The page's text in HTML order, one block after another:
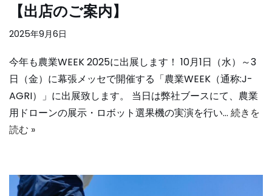
【出店のご案内】
2025年9月6日
今年も農業WEEK 2025に出展します！ 10月1日（水）～3
日（金）に幕張メッセで開催する「農業WEEK（通称:J-
AGRI）」に出展致します。 当日は弊社ブースにて、農業
用ドローンの展示・ロボット選果機の実演を行い… 続きを
読む »